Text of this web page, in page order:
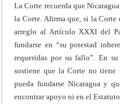
La Corte recuerda que
la Corte. Afirma que, si la Corte
arreglo al Artículo XXXI del
fundarse en “su potestad
requeridas por su fallo”. En
sostiene que la Corte no tiene
pueda fundarse Nicaragua y
encontrar apoyo ni en el